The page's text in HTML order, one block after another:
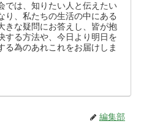
では、知りたい人と伝えたい
り、私たちの生活の中にある
きな疑問にお答えし、皆が抱
する方法や、今日より明日を
る為のあれこれをお届けしま
編集部